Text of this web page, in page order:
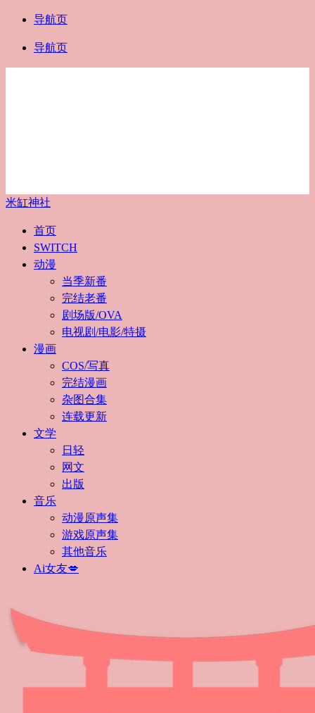
导航页
导航页
米缸神社
首页
SWITCH
动漫
当季新番
完结老番
剧场版/OVA
电视剧/电影/特摄
漫画
COS/写真
完结漫画
杂图合集
连载更新
文学
日轻
网文
出版
音乐
动漫原声集
游戏原声集
其他音乐
Ai女友💋